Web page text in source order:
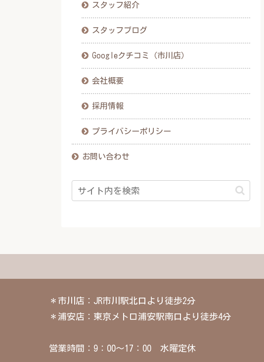
スタッフ紹介
スタッフブログ
Googleクチコミ（市川店）
会社概要
採用情報
プライバシーポリシー
お問い合わせ
＊市川店：JR市川駅北口より徒歩2分
＊浦安店：東京メトロ浦安駅南口より徒歩4分
営業時間：9：00～17：00 水曜定休